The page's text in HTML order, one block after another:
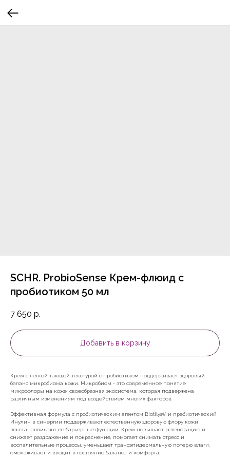
SCHR. ProbioSense Крем-флюид с
пробиотиком 50 мл
7 650 р.
Добавить в корзину
Крем с легкой тающей текстурой с пробиотиком поддерживает здоровый
баланс микробиома кожи. Микробиом - это современное понятие
микрофлоры на коже, своеобразная экосистема, которая подвержена
различным изменениям под воздействием многих факторов.
Эффективная формула с пробиотическим агентом Biotilys® и пребиотический
Инулин в синергии поддерживают естественную здоровую флору кожи
восстанавливают ее барьерные функции. Крем повышает регенерацию и
снижает раздражение и покраснение, помогает снимать стресс и
воспалительные процессы, уменьшает трансэпидермальную потерю влаги,
омолаживает и вводит в состояние баланса и комфорта.